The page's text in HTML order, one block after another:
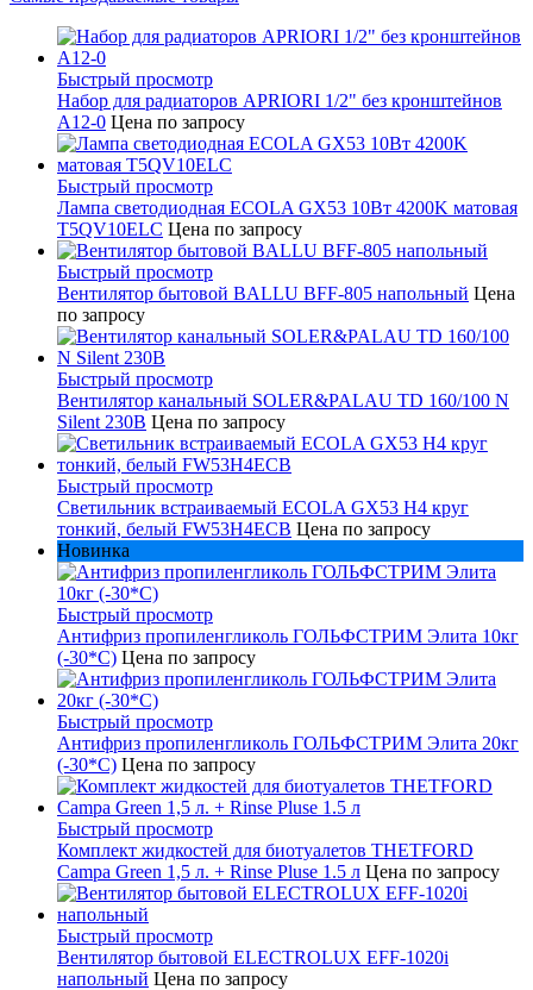
Быстрый просмотр
Набор для радиаторов APRIORI 1/2" без кронштейнов
A12-0 Цена по запросу
Быстрый просмотр
Лампа светодиодная ECOLA GX53 10Вт 4200K матовая
T5QV10ELC Цена по запросу
Быстрый просмотр
Вентилятор бытовой BALLU BFF-805 напольный Цена
по запросу
Быстрый просмотр
Вентилятор канальный SOLER&PALAU TD 160/100 N
Silent 230В Цена по запросу
Быстрый просмотр
Светильник встраиваемый ECOLA GX53 H4 круг
тонкий, белый FW53H4ECB Цена по запросу
Новинка
Быстрый просмотр
Антифриз пропиленгликоль ГОЛЬФСТРИМ Элита 10кг
(-30*С) Цена по запросу
Быстрый просмотр
Антифриз пропиленгликоль ГОЛЬФСТРИМ Элита 20кг
(-30*С) Цена по запросу
Быстрый просмотр
Комплект жидкостей для биотуалетов THETFORD
Campa Green 1,5 л. + Rinse Pluse 1.5 л Цена по запросу
Быстрый просмотр
Вентилятор бытовой ELECTROLUX EFF-1020i
напольный Цена по запросу